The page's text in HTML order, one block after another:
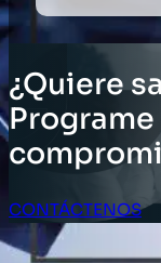
¿Quiere
CONTÁCTENOS